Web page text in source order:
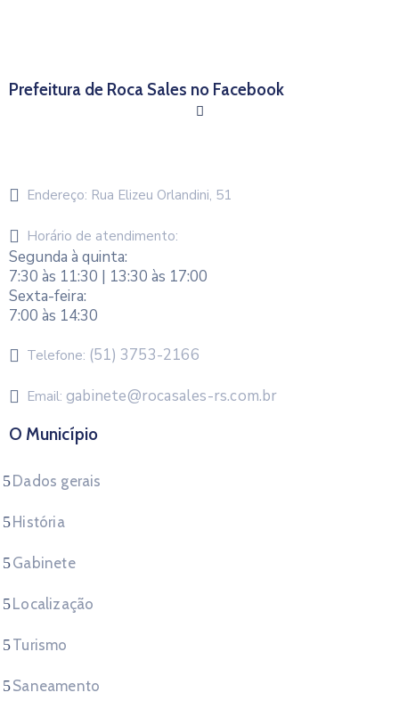
Prefeitura de Roca Sales no Facebook
Endereço: Rua Elizeu Orlandini, 51
Horário de atendimento:
Segunda à quinta:
7:30 às 11:30 | 13:30 às 17:00
Sexta-feira:
7:00 às 14:30
Telefone: (51) 3753-2166
Email: gabinete@rocasales-rs.com.br
O Município
Dados gerais
História
Gabinete
Localização
Turismo
Saneamento